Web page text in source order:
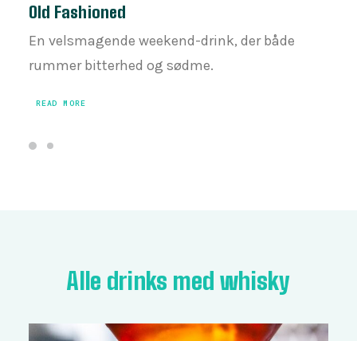
Old Fashioned
En velsmagende weekend-drink, der både
rummer bitterhed og sødme.
READ MORE
Alle drinks med whisky